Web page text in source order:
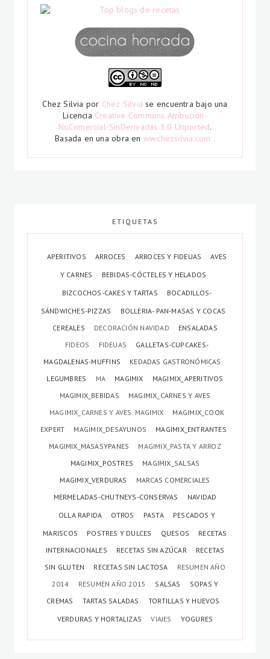
Chez Silvia por Chez Silvia se encuentra bajo una
Licencia Creative Commons Atribución-
NoComercial-SinDerivadas 3.0 Unported.
Basada en una obra en ww.chezsilvia.com .
ETIQUETAS
APERITIVOS ARROCES ARROCES Y FIDEUAS
AVES
Y CARNES
BEBIDAS-CÓCTELES Y HELADOS
BIZCOCHOS-CAKES Y TARTAS
BOCADILLOS-
SÁNDWICHES-PIZZAS
BOLLERIA- PAN-MASAS Y COCAS
CEREALES
DECORACIÓN NAVIDAD
ENSALADAS
FIDEOS
FIDEUAS
GALLETAS-CUPCAKES-
MAGDALENAS-MUFFINS
KEDADAS GASTRONÓMICAS.
LEGUMBRES
MA MAGIMIX
MAGIMIX_APERITIVOS
MAGIMIX_BEBIDAS
MAGIMIX_CARNES Y AVES
MAGIMIX_CARNES Y AVES. MAGIMIX
MAGIMIX_COOK
EXPERT
MAGIMIX_DESAYUNOS
MAGIMIX_ENTRANTES
MAGIMIX_MASASYPANES
MAGIMIX_PASTA Y ARROZ
MAGIMIX_POSTRES
MAGIMIX_SALSAS
MAGIMIX_VERDURAS
MARCAS COMERCIALES
MERMELADAS-CHUTNEYS-CONSERVAS
NAVIDAD
OLLA RAPIDA
OTROS PASTA
PESCADOS Y
MARISCOS
POSTRES Y DULCES QUESOS
RECETAS
INTERNACIONALES
RECETAS SIN AZÚCAR
RECETAS
SIN GLUTEN
RECETAS SIN LACTOSA
RESUMEN AÑO
2014
RESUMEN AÑO 2015 SALSAS
SOPAS Y
CREMAS
TARTAS SALADAS
TORTILLAS Y HUEVOS
VERDURAS Y HORTALIZAS
VIAJES YOGURES